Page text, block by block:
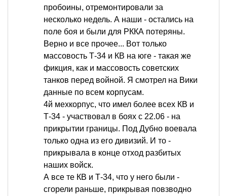
пробоины, отремонтировали за
несколько недель. А наши - остались на
поле боя и были для РККА потеряны.
Верно и все прочее... Вот только
массовость Т-34 и КВ на юге - такая же
фикция, как и массовость советских
танков перед войной. Я смотрел на Вики
данные по всем корпусам.
4й мехкорпус, что имел более всех КВ и
Т-34 - участвовал в боях с 22.06 - на
прикрытии границы. Под Дубно воевала
только одна из его дивизий. И то -
прикрывала в конце отход разбитых
наших войск.
А все те КВ и Т-34, что у него были -
сгорели раньше, прикрывая повзводно